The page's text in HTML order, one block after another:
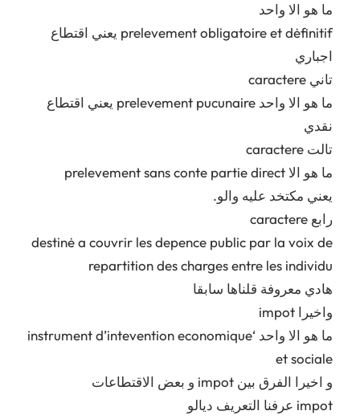
ما هو الا واحد
prelevement obligatoire et dėfinitif يعني اقتطاع
اجباري
تاني caractere
ما هو الا واحد prelevement pucunaire يعني اقتطاع
نقدي
تالت caractere
ما هو الا prelevement sans conte partie direct
يعني مكتخد عليه والو.
رابع caractere
destinė a couvrir les depence public par la voix de
repartition des charges entre les individu
هادي معروفة قلناها سابقا
واخيرا impot
ما هو الا واحد ‘instrument d’intevention economique
et sociale
و اخيرا الفرق بين impot و بعض الاقتطاعات
impot عرفنا التعريف ديالو